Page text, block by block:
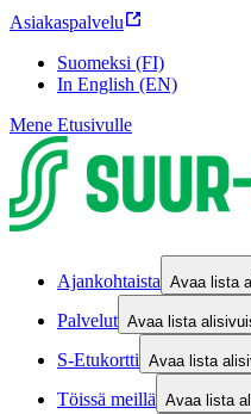
Asiakaspalvelu
Suomeksi (FI)
In English (EN)
Mene Etusivulle
Ajankohtaista Avaa lista
Palvelut Avaa lista
S-Etukortti Avaa lista
Töissä meillä Avaa lista